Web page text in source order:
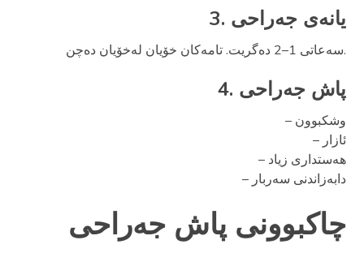
3. یانەی جەراحی
سەعاتی 1–2 دەگریت. تامەکان خۆیان لەخۆیان دەچن.
4. پاش جەراحی
– وشکبوون
– ئازار
– هەستداری زیاد
– دابەزاندنی سەربار
چاکبوونی پاش جەراحی